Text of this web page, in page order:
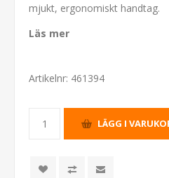
mjukt, ergonomiskt handtag.
Läs mer
Artikelnr: 461394